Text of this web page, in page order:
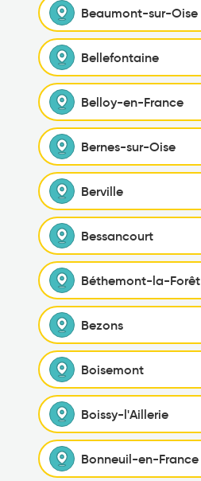
Beaumont-sur-Oise
Bellefontaine
Belloy-en-France
Bernes-sur-Oise
Berville
Bessancourt
Béthemont-la-Forêt
Bezons
Boisemont
Boissy-l'Aillerie
Bonneuil-en-France